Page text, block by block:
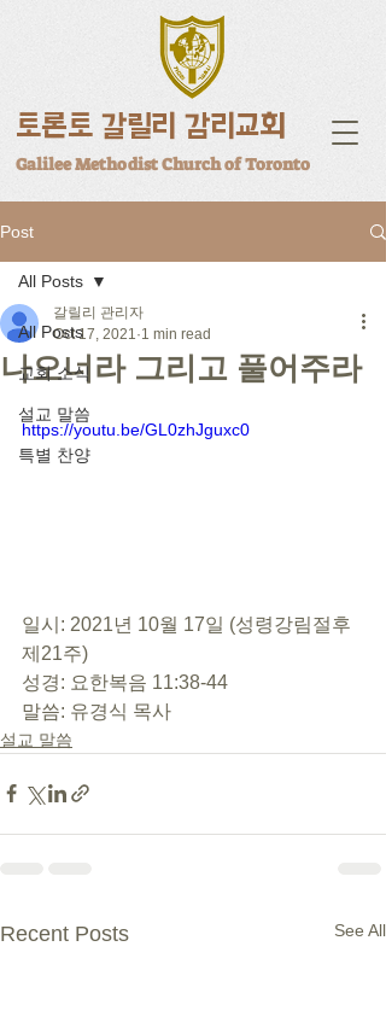
토론토 갈릴리 감리교회
Galilee Methodist Church of Toronto
Post
All Posts
교회 소식
설교 말씀
특별 찬양
All Posts
나오너라 그리고 풀어주라
갈릴리 관리자
Oct 17, 2021 1 min read
https://youtu.be/GL0zhJguxc0
일시: 2021년 10월 17일 (성령강림절후
제21주)
성경: 요한복음 11:38-44
말씀: 유경식 목사
설교 말씀
Recent Posts See All